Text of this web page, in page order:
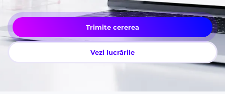
Trimite cererea
Vezi lucrările